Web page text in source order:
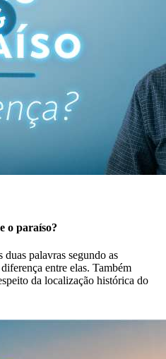
o paraíso?
palavras segundo as
entre elas. Também
da localização histórica do